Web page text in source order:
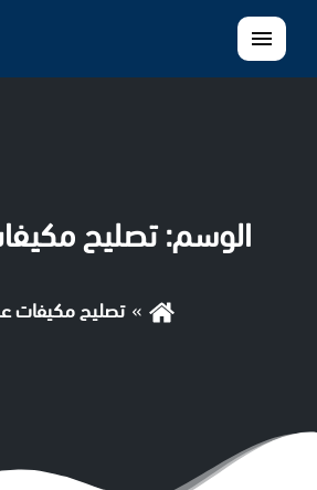
القائمة
الوسم:تصليح
تصليح مكيفات